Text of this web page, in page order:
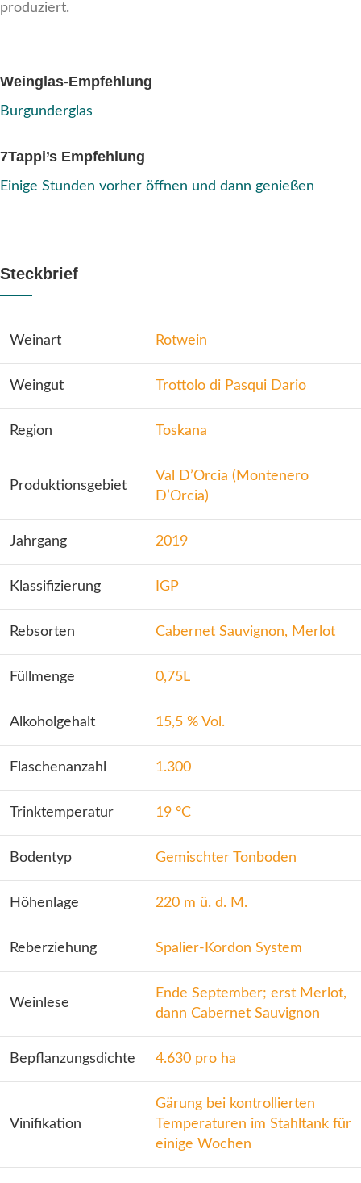
produziert.
Weinglas-Empfehlung
Burgunderglas
7Tappi’s Empfehlung
Einige Stunden vorher öffnen und dann genießen
Steckbrief
Weinart Rotwein
Weingut Trottolo di Pasqui Dario
Region Toskana
Produktionsgebiet
Val D’Orcia (Montenero
D’Orcia)
Jahrgang 2019
Klassifizierung IGP
Rebsorten Cabernet Sauvignon, Merlot
Füllmenge 0,75L
Alkoholgehalt 15,5 % Vol.
Flaschenanzahl 1.300
Trinktemperatur 19 °C
Bodentyp Gemischter Tonboden
Höhenlage 220 m ü. d. M.
Reberziehung Spalier-Kordon System
Weinlese
Ende September; erst Merlot,
dann Cabernet Sauvignon
Bepflanzungsdichte 4.630 pro ha
Vinifikation
Gärung bei kontrollierten
Temperaturen im Stahltank für
einige Wochen